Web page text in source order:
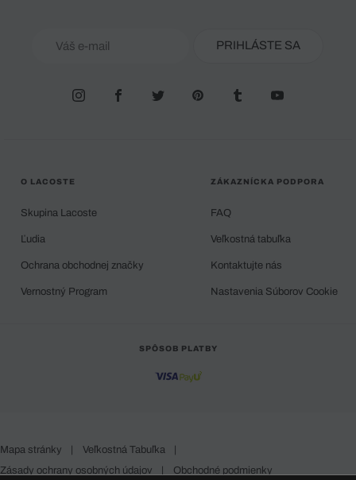
PRIHLÁSTE SA
O LACOSTE
Skupina Lacoste
Ľudia
Ochrana obchodnej značky
Vernostný Program
ZÁKAZNÍCKA PODPORA
FAQ
Veľkostná tabuľka
Kontaktujte nás
Nastavenia Súborov Cookie
SPÔSOB PLATBY
Mapa stránky | Veľkostná Tabuľka
|
Zásady ochrany osobných údajov
| Obchodné podmienky